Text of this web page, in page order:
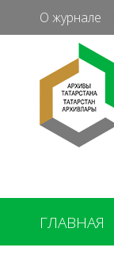
О журнале
ГЛАВНАЯ